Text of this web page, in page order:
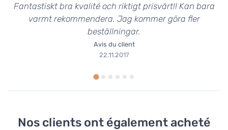
Fantastiskt bra kvalité och riktigt prisvärt!! Kan bara
varmt rekommendera. Jag kommer göra fler
beställningar.
Avis du client
22.11.2017
Nos clients ont également acheté